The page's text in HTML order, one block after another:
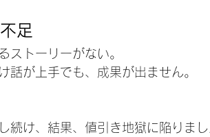
不足
ストーリーがない。
話が上手でも、成果が出ません。
続け、結果、値引き地獄に陥りま